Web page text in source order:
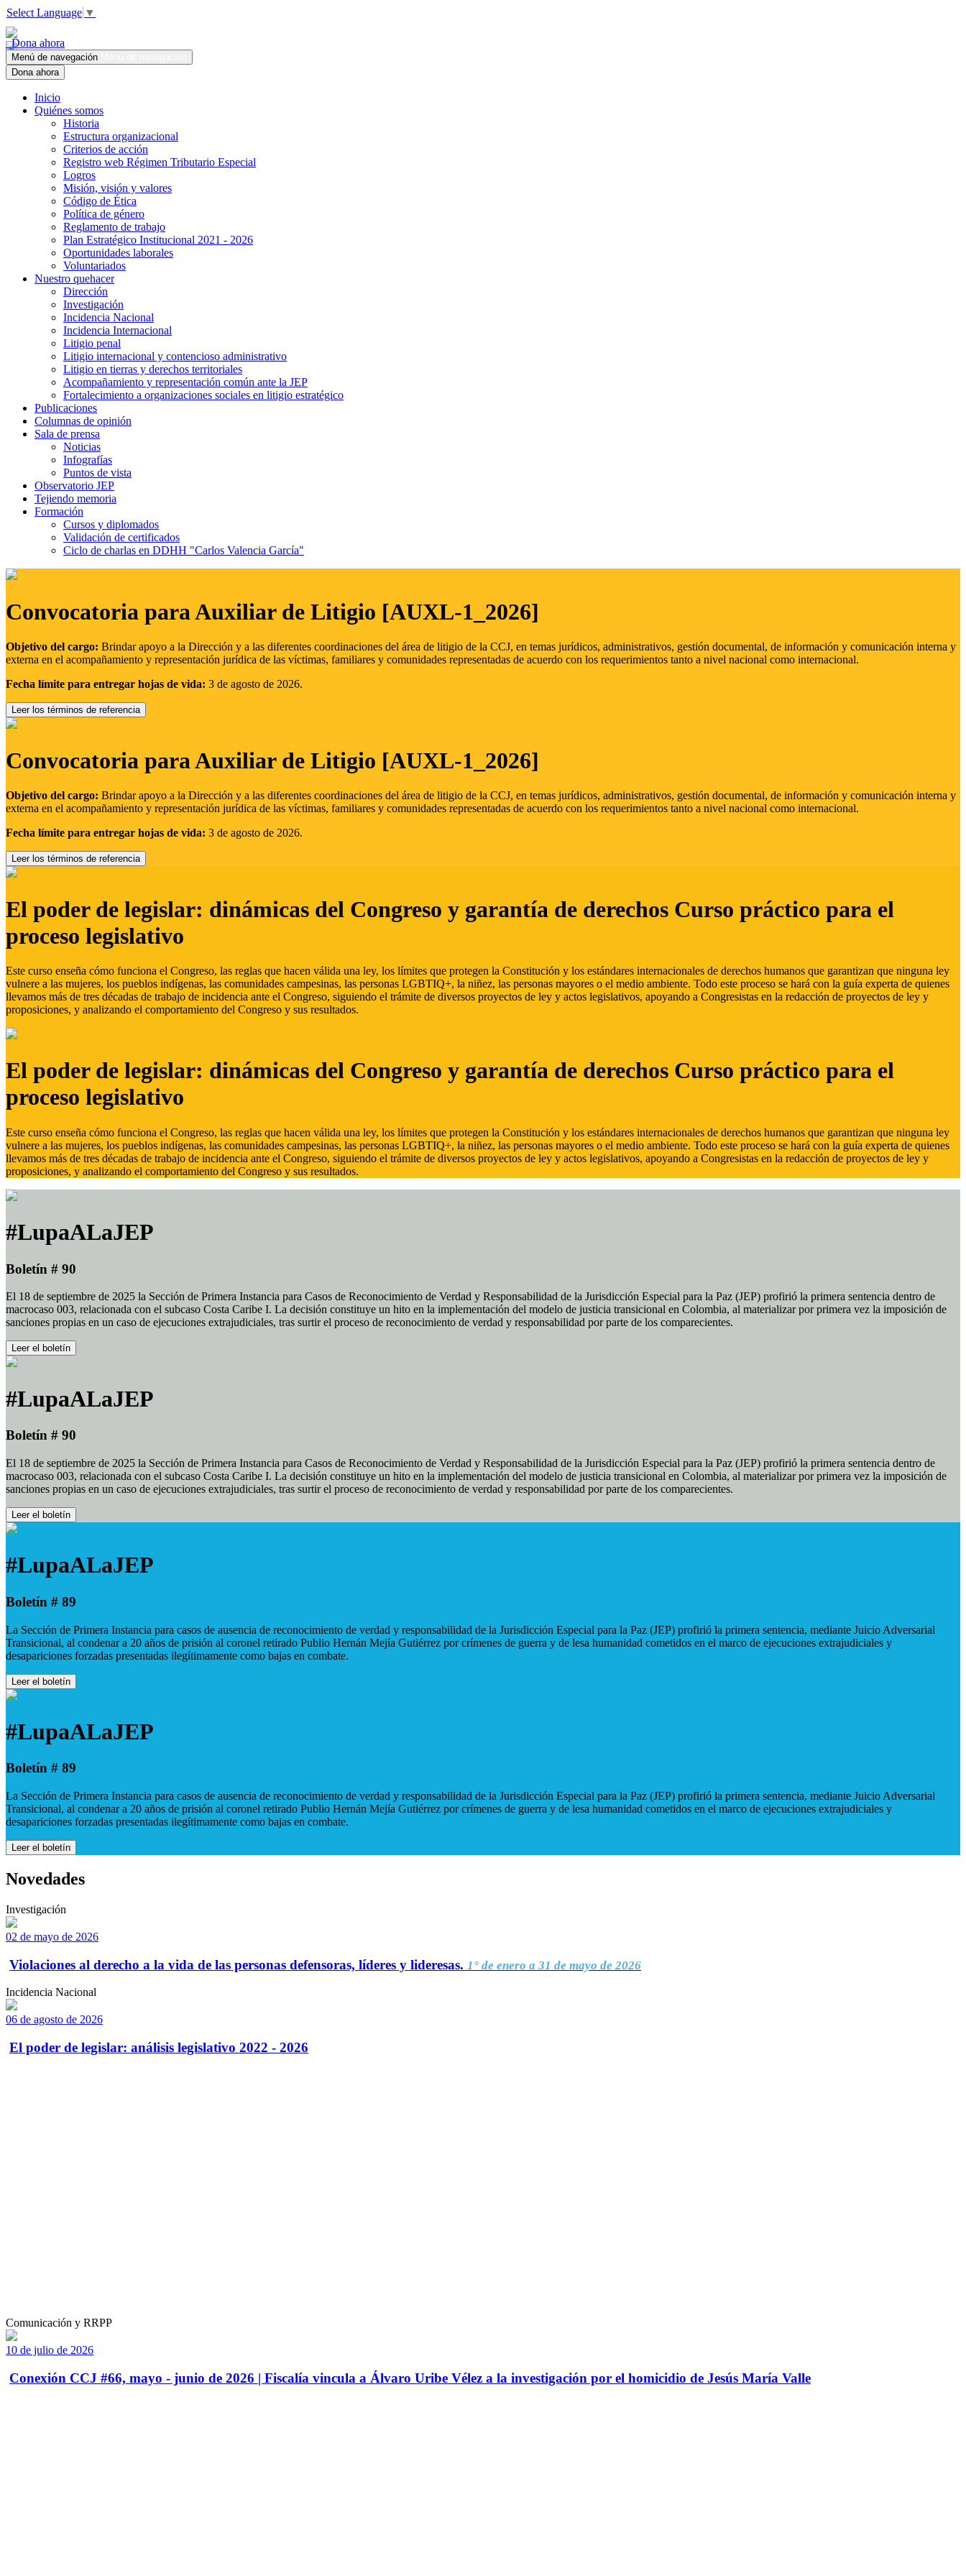
Select Language ▼
Dona ahora
Menú de navegación
Dona ahora
Inicio
Quiénes somos
Historia
Estructura organizacional
Criterios de acción
Registro web Régimen Tributario Especial
Logros
Misión, visión y valores
Código de Ética
Política de género
Reglamento de trabajo
Plan Estratégico Institucional 2021 - 2026
Oportunidades laborales
Voluntariados
Nuestro quehacer
Dirección
Investigación
Incidencia Nacional
Incidencia Internacional
Litigio penal
Litigio internacional y contencioso administrativo
Litigio en tierras y derechos territoriales
Acompañamiento y representación común ante la JEP
Fortalecimiento a organizaciones sociales en litigio estratégico
Publicaciones
Columnas de opinión
Sala de prensa
Noticias
Infografías
Puntos de vista
Observatorio JEP
Tejiendo memoria
Formación
Cursos y diplomados
Validación de certificados
Ciclo de charlas en DDHH "Carlos Valencia García"
Convocatoria para Auxiliar de Litigio [AUXL-1_2026]
Objetivo del cargo: Brindar apoyo a la Dirección y a las diferentes coordinaciones del área de litigio de la CCJ, en temas jurídicos, administrativos, gestión documental, de información y comunicación interna y
externa en el acompañamiento y representación jurídica de las víctimas, familiares y comunidades representadas de acuerdo con los requerimientos tanto a nivel nacional como internacional.
Fecha límite para entregar hojas de vida: 3 de agosto de 2026.
Leer los términos de referencia
Convocatoria para Auxiliar de Litigio [AUXL-1_2026]
Objetivo del cargo: Brindar apoyo a la Dirección y a las diferentes coordinaciones del área de litigio de la CCJ, en temas jurídicos, administrativos, gestión documental, de información y comunicación interna y
externa en el acompañamiento y representación jurídica de las víctimas, familiares y comunidades representadas de acuerdo con los requerimientos tanto a nivel nacional como internacional.
Fecha límite para entregar hojas de vida: 3 de agosto de 2026.
Leer los términos de referencia
El poder de legislar: dinámicas del Congreso y garantía de derechos Curso práctico para el
proceso legislativo
Este curso enseña cómo funciona el Congreso, las reglas que hacen válida una ley, los límites que protegen la Constitución y los estándares internacionales de derechos humanos que garantizan que ninguna ley
vulnere a las mujeres, los pueblos indígenas, las comunidades campesinas, las personas LGBTIQ+, la niñez, las personas mayores o el medio ambiente. Todo este proceso se hará con la guía experta de quienes
llevamos más de tres décadas de trabajo de incidencia ante el Congreso, siguiendo el trámite de diversos proyectos de ley y actos legislativos, apoyando a Congresistas en la redacción de proyectos de ley y
proposiciones, y analizando el comportamiento del Congreso y sus resultados.
El poder de legislar: dinámicas del Congreso y garantía de derechos Curso práctico para el
proceso legislativo
Este curso enseña cómo funciona el Congreso, las reglas que hacen válida una ley, los límites que protegen la Constitución y los estándares internacionales de derechos humanos que garantizan que ninguna ley
vulnere a las mujeres, los pueblos indígenas, las comunidades campesinas, las personas LGBTIQ+, la niñez, las personas mayores o el medio ambiente. Todo este proceso se hará con la guía experta de quienes
llevamos más de tres décadas de trabajo de incidencia ante el Congreso, siguiendo el trámite de diversos proyectos de ley y actos legislativos, apoyando a Congresistas en la redacción de proyectos de ley y
proposiciones, y analizando el comportamiento del Congreso y sus resultados.
#LupaALaJEP
Boletín # 90
El 18 de septiembre de 2025 la Sección de Primera Instancia para Casos de Reconocimiento de Verdad y Responsabilidad de la Jurisdicción Especial para la Paz (JEP) profirió la primera sentencia dentro de
macrocaso 003, relacionada con el subcaso Costa Caribe I. La decisión constituye un hito en la implementación del modelo de justicia transicional en Colombia, al materializar por primera vez la imposición de
sanciones propias en un caso de ejecuciones extrajudiciales, tras surtir el proceso de reconocimiento de verdad y responsabilidad por parte de los comparecientes.
Leer el boletín
#LupaALaJEP
Boletín # 90
El 18 de septiembre de 2025 la Sección de Primera Instancia para Casos de Reconocimiento de Verdad y Responsabilidad de la Jurisdicción Especial para la Paz (JEP) profirió la primera sentencia dentro de
macrocaso 003, relacionada con el subcaso Costa Caribe I. La decisión constituye un hito en la implementación del modelo de justicia transicional en Colombia, al materializar por primera vez la imposición de
sanciones propias en un caso de ejecuciones extrajudiciales, tras surtir el proceso de reconocimiento de verdad y responsabilidad por parte de los comparecientes.
Leer el boletín
#LupaALaJEP
Boletín # 89
La Sección de Primera Instancia para casos de ausencia de reconocimiento de verdad y responsabilidad de la Jurisdicción Especial para la Paz (JEP) profirió la primera sentencia, mediante Juicio Adversarial
Transicional, al condenar a 20 años de prisión al coronel retirado Publio Hernán Mejía Gutiérrez por crímenes de guerra y de lesa humanidad cometidos en el marco de ejecuciones extrajudiciales y
desapariciones forzadas presentadas ilegítimamente como bajas en combate.
Leer el boletín
#LupaALaJEP
Boletín # 89
La Sección de Primera Instancia para casos de ausencia de reconocimiento de verdad y responsabilidad de la Jurisdicción Especial para la Paz (JEP) profirió la primera sentencia, mediante Juicio Adversarial
Transicional, al condenar a 20 años de prisión al coronel retirado Publio Hernán Mejía Gutiérrez por crímenes de guerra y de lesa humanidad cometidos en el marco de ejecuciones extrajudiciales y
desapariciones forzadas presentadas ilegítimamente como bajas en combate.
Leer el boletín
Novedades
Investigación
02 de mayo de 2026
Violaciones al derecho a la vida de las personas defensoras, líderes y lideresas. 1° de enero a 31 de mayo de 2026
Incidencia Nacional
06 de agosto de 2026
El poder de legislar: análisis legislativo 2022 - 2026
Comunicación y RRPP
10 de julio de 2026
Conexión CCJ #66, mayo - junio de 2026 | Fiscalía vincula a Álvaro Uribe Vélez a la investigación por el homicidio de Jesús María Valle